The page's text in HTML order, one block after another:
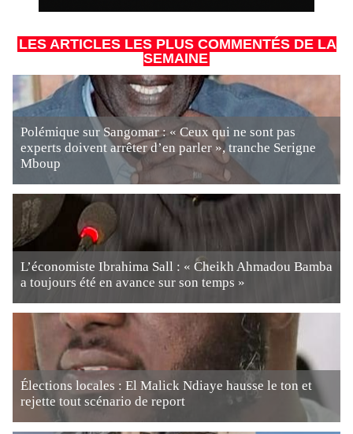
LES ARTICLES LES PLUS COMMENTÉS DE LA
SEMAINE
Polémique sur Sangomar : « Ceux qui ne sont pas
experts doivent arrêter d’en parler », tranche Serigne
Mboup
L’économiste Ibrahima Sall : « Cheikh Ahmadou Bamba
a toujours été en avance sur son temps »
Élections locales : El Malick Ndiaye hausse le ton et
rejette tout scénario de report